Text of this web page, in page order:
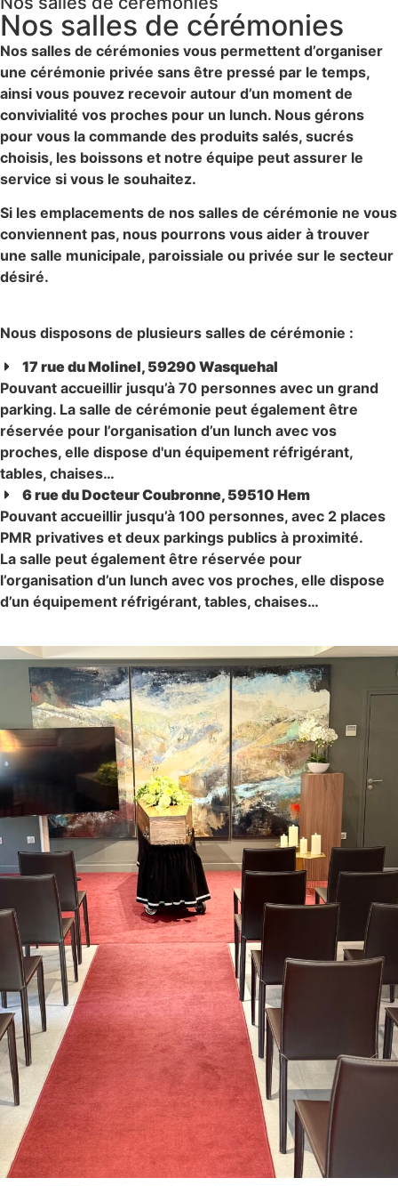
Nos salles de cérémonies
Nos salles de cérémonies vous permettent d’organiser
une cérémonie privée sans être pressé par le temps,
ainsi vous pouvez recevoir autour d’un moment de
convivialité vos proches pour un lunch. Nous gérons
pour vous la commande des produits salés, sucrés
choisis, les boissons et notre équipe peut assurer le
service si vous le souhaitez.
Si les emplacements de nos salles de cérémonie ne vous
conviennent pas, nous pourrons vous aider à trouver
une salle municipale, paroissiale ou privée sur le secteur
désiré.
Nous disposons de plusieurs salles de cérémonie :
17 rue du Molinel, 59290 Wasquehal
Pouvant accueillir jusqu’à 70 personnes avec un grand
parking. La salle de cérémonie peut également être
réservée pour l’organisation d’un lunch avec vos
proches, elle dispose d'un équipement réfrigérant,
tables, chaises…
6 rue du Docteur Coubronne, 59510 Hem
Pouvant accueillir jusqu’à 100 personnes, avec 2 places
PMR privatives et deux parkings publics à proximité.
La salle peut également être réservée pour
l’organisation d’un lunch avec vos proches, elle dispose
d’un équipement réfrigérant, tables, chaises…